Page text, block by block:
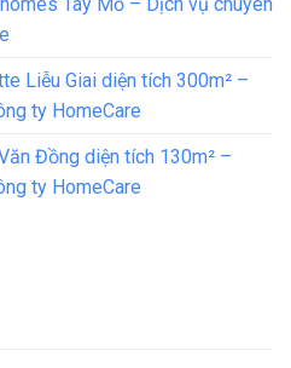
Liễu Giai diện tích 300m² –
ty HomeCare
Đồng diện tích 130m² –
ty HomeCare